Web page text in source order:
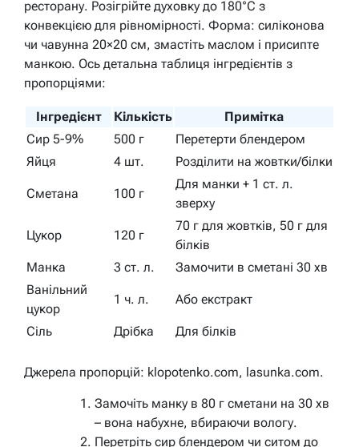
ресторану. Розігрійте духовку до 180°C з
конвекцією для рівномірності. Форма: силіконова
чи чавунна 20×20 см, змастіть маслом і присипте
манкою. Ось детальна таблиця інгредієнтів з
пропорціями:
Інгредієнт Кількість
Примітка
Сир 5-9%
500 г
Перетерти блендером
Яйця
4 шт. Розділити на жовтки/білки
Сметана 100 г
Для манки + 1 ст. л.
зверху
Цукор 120 г
70 г для жовтків, 50 г для
білків
Манка
3 ст. л.
Замочити в сметані 30 хв
Ванільний
цукор
1 ч. л. Або екстракт
Сіль Дрібка Для білків
Джерела пропорцій: klopotenko.com, lasunka.com.
Замочіть манку в 80 г сметани на 30 хв
– вона набухне, вбираючи вологу.
Перетріть сир блендером чи ситом до